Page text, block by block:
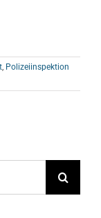
, Polizeiinspektion